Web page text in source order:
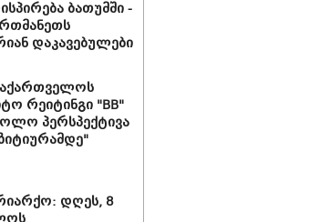
ბათუმში -
დაკავებულები
საქართველოს
რეიტინგი "BB"
პერსპექტივა
დღეს, 8